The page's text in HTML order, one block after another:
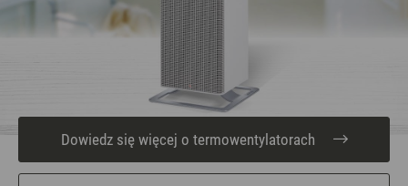
Dowiedz się więcej o termowentylatorach